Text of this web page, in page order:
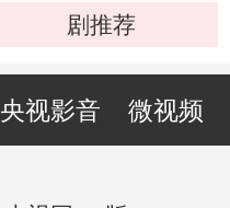
剧推荐
央视影音 微视频